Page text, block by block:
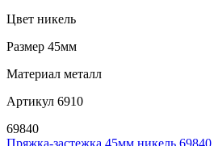
Цвет никель
Размер 45мм
Материал металл
Артикул 6910
69840
Пряжка-застежка 45мм никель 69840